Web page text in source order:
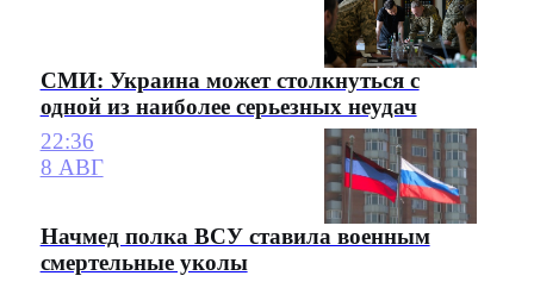
СМИ: Украина может столкнуться с
одной из наиболее серьезных неудач
22:36
8 АВГ
Начмед полка ВСУ ставила военным
смертельные уколы